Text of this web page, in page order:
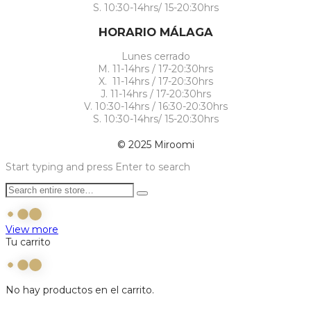
S. 10:30-14hrs/ 15-20:30hrs
HORARIO MÁLAGA
Lunes cerrado
M. 11-14hrs / 17-20:30hrs
X. 11-14hrs / 17-20:30hrs
J. 11-14hrs / 17-20:30hrs
V. 10:30-14hrs / 16:30-20:30hrs
S. 10:30-14hrs/ 15-20:30hrs
© 2025 Miroomi
Start typing and press Enter to search
View more
Tu carrito
No hay productos en el carrito.